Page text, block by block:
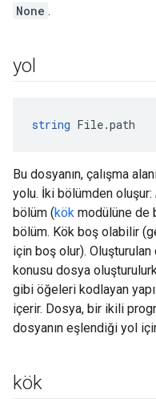
None .
yol
string File.path
Bu dosyanın, çalışma
yolu. İki bölümden oluşur:
bölüm (kök modülüne de
bölüm. Kök boş olabilir
için boş olur).
konusu dosya
gibi öğeleri kodlayan
içerir. Dosya, bir ikili
dosyanın eşlendiği yol
kök